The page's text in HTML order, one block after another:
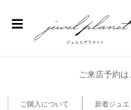
ご来店予約は
ご購入について 新着ジュエ